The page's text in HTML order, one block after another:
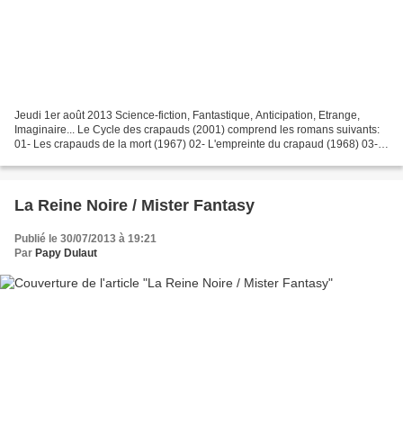
Jeudi 1er août 2013 Science-fiction, Fantastique, Anticipation, Etrange,
Imaginaire... Le Cycle des crapauds (2001) comprend les romans suivants:
01- Les crapauds de la mort (1967) 02- L'empreinte du crapaud (1968) 03-
La Reine Noire / Mister Fantasy
Publié le 30/07/2013 à 19:21
Par Papy Dulaut